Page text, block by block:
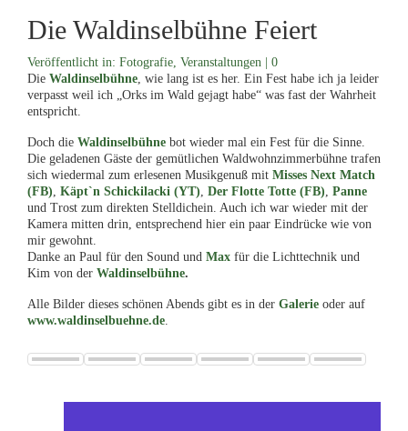
Die Waldinselbühne Feiert
Veröffentlicht in: Fotografie Veranstaltungen | 0
Die Waldinselbühne , wie lang ist es her. Ein Fest habe ich ja leider
verpasst weil ich „Orks im Wald gejagt habe“ was fast der Wahrheit
entspricht.
Doch die Waldinselbühne bot wieder mal ein Fest für die Sinne.
Die geladenen Gäste der gemütlichen Waldwohnzimmerbühne trafen
sich wiedermal zum erlesenen Musikgenuß mit Misses Next Match
(FB) Käpt`n Schickilacki (YT) Der Flotte Totte (FB) Panne
und Trost zum direkten Stelldichein. Auch ich war wieder mit der
Kamera mitten drin, entsprechend hier ein paar Eindrücke wie von
mir gewohnt.
Danke an Paul für den Sound und Max für die Lichttechnik und
Kim von der Waldinselbühne.
Alle Bilder dieses schönen Abends gibt es in der Galerie oder auf
www.waldinselbuehne.de